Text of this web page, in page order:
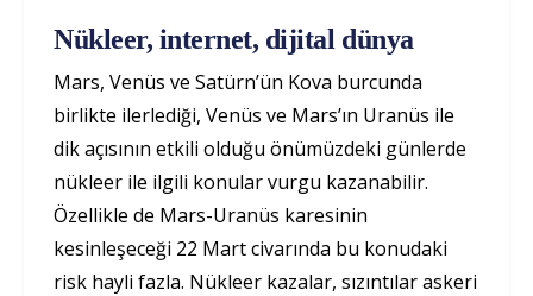
Nükleer, internet, dijital dünya
Mars, Venüs ve Satürn’ün Kova burcunda
birlikte ilerlediği, Venüs ve Mars’ın Uranüs ile
dik açısının etkili olduğu önümüzdeki günlerde
nükleer ile ilgili konular vurgu kazanabilir.
Özellikle de Mars-Uranüs karesinin
kesinleşeceği 22 Mart civarında bu konudaki
risk hayli fazla. Nükleer kazalar, sızıntılar askeri